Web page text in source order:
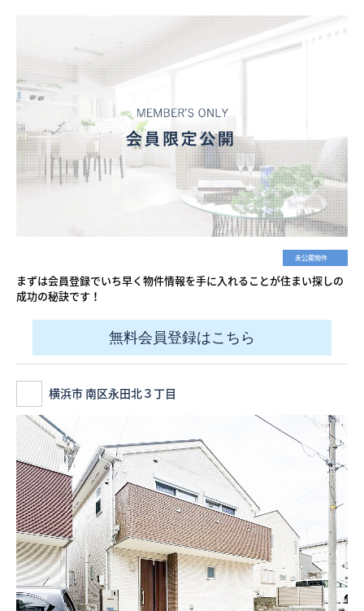
未公開物件
まずは会員登録でいち早く物件情報を手に入れることが住まい探しの
成功の秘訣です！
無料会員登録はこちら
横浜市 南区永田北３丁目